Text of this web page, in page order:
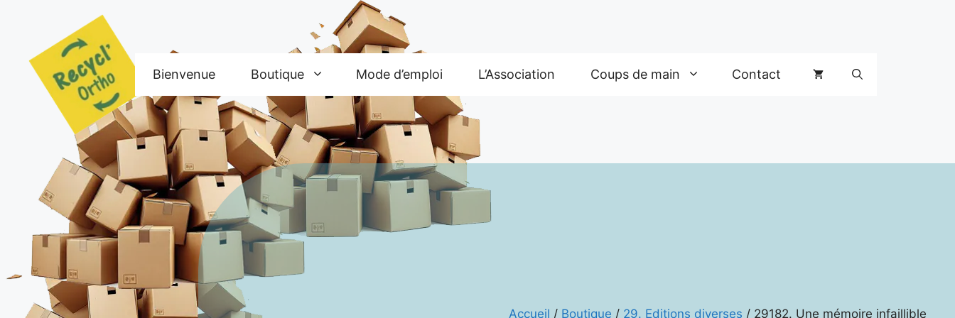
Bienvenue Boutique Mode d’emploi L’Association Coups de main Contact
Accueil / Boutique / 29. Editions diverses / 29182. Une mémoire infaillible